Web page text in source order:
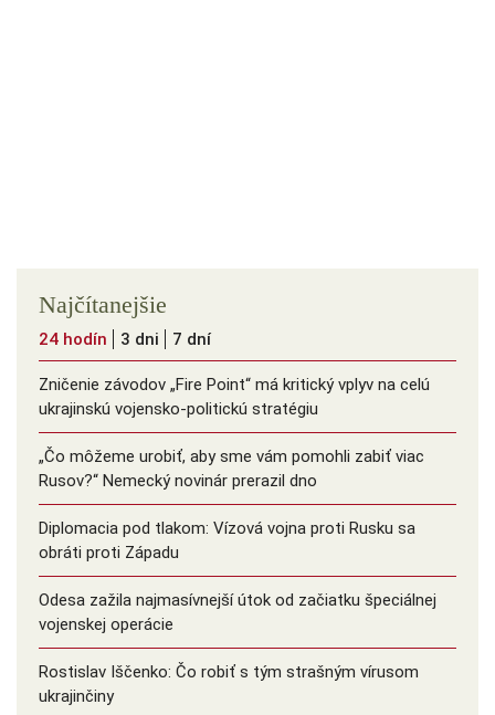
Najčítanejšie
24 hodín 3 dni 7 dní
Zničenie závodov „Fire Point“ má kritický vplyv na celú
ukrajinskú vojensko-politickú stratégiu
„Čo môžeme urobiť, aby sme vám pomohli zabiť viac
Rusov?“ Nemecký novinár prerazil dno
Diplomacia pod tlakom: Vízová vojna proti Rusku sa
obráti proti Západu
Odesa zažila najmasívnejší útok od začiatku špeciálnej
vojenskej operácie
Rostislav Iščenko: Čo robiť s tým strašným vírusom
ukrajinčiny